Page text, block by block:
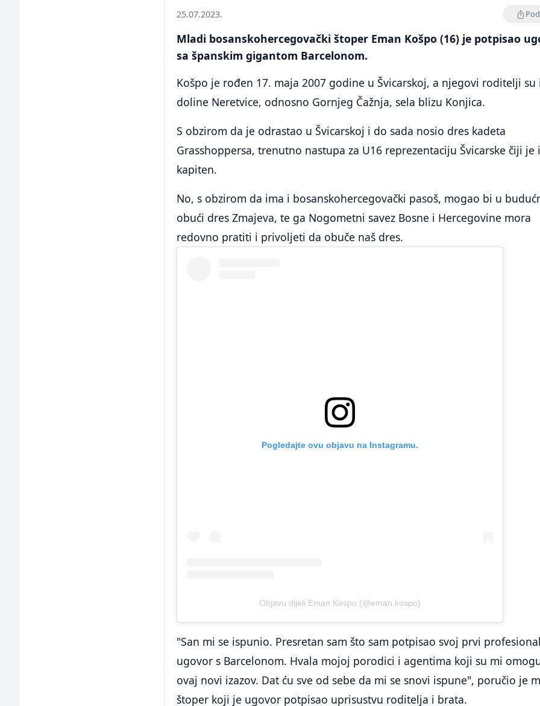
25.07.2023.
Mladi bosanskohercegovački štoper Eman Košpo (16) je potpisao
sa španskim gigantom Barcelonom.
Košpo je rođen 17. maja 2007 godine u Švicarskoj, a njegovi roditelji su
doline Neretvice, odnosno Gornjeg Čažnja, sela blizu Konjica.
S obzirom da je odrastao u Švicarskoj i do sada nosio dres kadeta
Grasshoppersa, trenutno nastupa za U16 reprezentaciju Švicarske čiji je i
kapiten.
No, s obzirom da ima i bosanskohercegovački pasoš, mogao bi u
obući dres Zmajeva, te ga Nogometni savez Bosne i Hercegovine mora
redovno pratiti i privoljeti da obuče naš dres.
Pogledajte ovu objavu na Instagramu.
Objavu dijeli Eman Kospo (@eman.kospo)
"San mi se ispunio. Presretan sam što sam potpisao svoj prvi
ugovor s Barcelonom. Hvala mojoj porodici i agentima koji su mi
ovaj novi izazov. Dat ću sve od sebe da mi se snovi ispune", poručio je
štoper koji je ugovor potpisao uprisustvu roditelja i brata.